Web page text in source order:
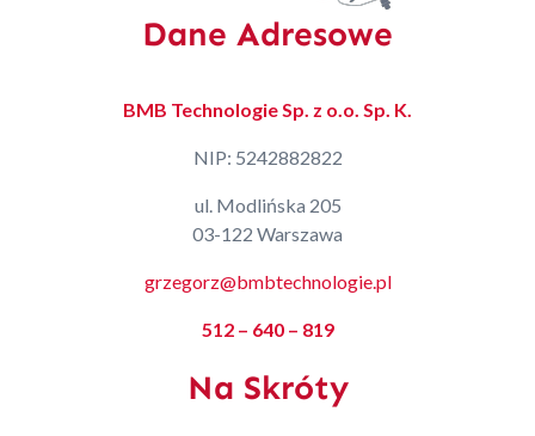
Dane Adresowe
BMB Technologie Sp. z o.o. Sp. K.
NIP: 5242882822
ul. Modlińska 205
03-122 Warszawa
grzegorz@bmbtechnologie.pl
512 – 640 – 819
Na Skróty